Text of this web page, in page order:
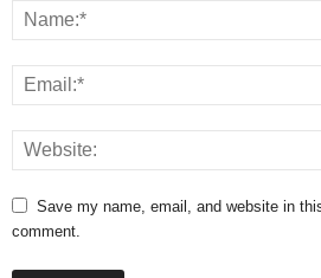
Save my name, email, and website in
comment.